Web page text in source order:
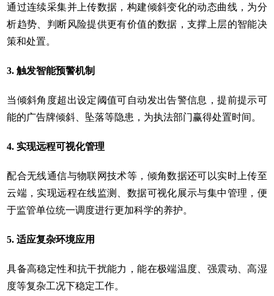
通过连续采集并上传数据，构建倾斜变化的动态曲线，为分
析趋势、判断风险提供更有价值的数据，支撑上层的智能决
策和处置。
3. 触发智能预警机制
当倾斜角度超出设定阈值可自动发出告警信息，提前提示可
能的广告牌倾斜、坠落等隐患，为执法部门赢得处置时间。
4. 实现远程可视化管理
配合无线通信与物联网技术等，倾角数据还可以实时上传至
云端，实现远程在线监测、数据可视化展示与集中管理，便
于监管单位统一调度进行更加科学的养护。
5. 适应复杂环境应用
具备高稳定性和抗干扰能力，能在极端温度、强震动、高湿
度等复杂工况下稳定工作。